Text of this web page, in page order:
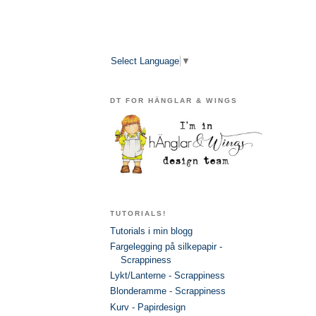
Select Language ▼
DT FOR HÄNGLAR & WINGS
TUTORIALS!
Tutorials i min blogg
Fargelegging på silkepapir -
Scrappiness
Lykt/Lanterne - Scrappiness
Blonderamme - Scrappiness
Kurv - Papirdesign